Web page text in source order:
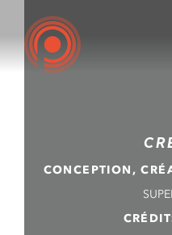
CONCEPTION,